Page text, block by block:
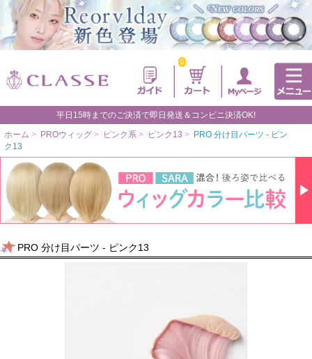
0
平日15時までのご決済で即日発送＆コンビニ決済OK!
ホーム > PROウィッグ > ピンク系 > ピンク13 > PRO 分け目パーツ - ピン
ク13
PRO 分け目パーツ - ピンク13